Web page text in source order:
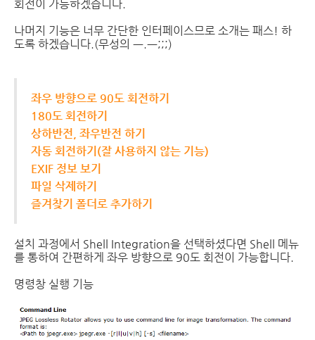
회전이 가능하겠습니다.
나머지 기능은 너무 간단한 인터페이스므로 소개는 패스! 하
도록 하겠습니다.(무성의 ㅡ.ㅡ;;;)
좌우 방향으로 90도 회전하기
180도 회전하기
상하반전, 좌우반전 하기
자동 회전하기(잘 사용하지 않는 기능)
EXIF 정보 보기
파일 삭제하기
즐겨찾기 폴더로 추가하기
설치 과정에서 Shell Integration을 선택하셨다면 Shell 메뉴
를 통하여 간편하게 좌우 방향으로 90도 회전이 가능합니다.
명령창 실행 기능